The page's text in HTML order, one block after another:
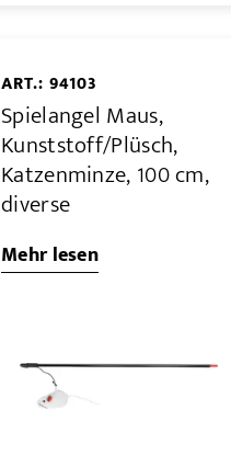
ART.: 94103
Spielangel Maus,
Kunststoff/Plüsch,
Katzenminze, 100 cm,
diverse
Mehr lesen